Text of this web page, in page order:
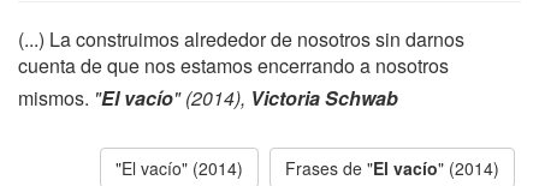
(...) La construimos alrededor de nosotros sin darnos
cuenta de que nos estamos encerrando a nosotros
mismos. "El vacío" (2014), Victoria Schwab
"El vacío" (2014) Frases de "El vacío" (2014)